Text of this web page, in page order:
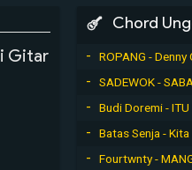
Gitar
Chord
ROPANG -
SADEWOK -
Budi Doremi - ITU
Batas Senja -
Fourtwnty -